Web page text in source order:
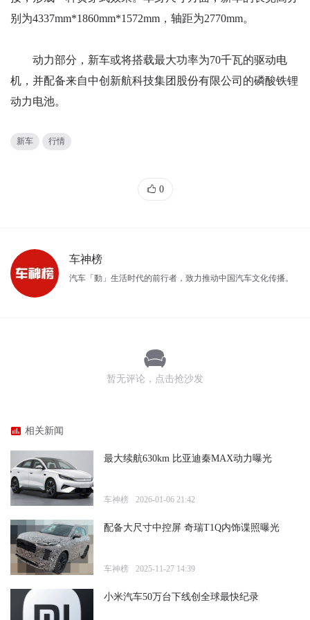
别为4337mm*1860mm*1572mm，轴距为2770mm。
动力部分，新车或将搭载最大功率为70千瓦的驱动电
机，并配备来自中创新航科技集团股份有限公司的磷酸铁锂
动力电池。
新车 行情
0
车神榜
汽车「動」生活时代的前行者，致力推动中国汽车文化传播。
暂无评论，点击抢沙发
相关新闻
最大续航630km 比亚迪秦MAX动力曝光
车神榜 2026-01-06 21:42
配备大尺寸中控屏 奇瑞T1Q内饰谍照曝光
车神榜 2025-11-27 14:39
小米汽车50万台下线创全球最快纪录